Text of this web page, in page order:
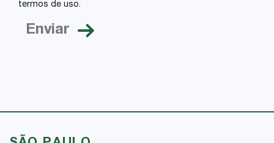
termos de uso.